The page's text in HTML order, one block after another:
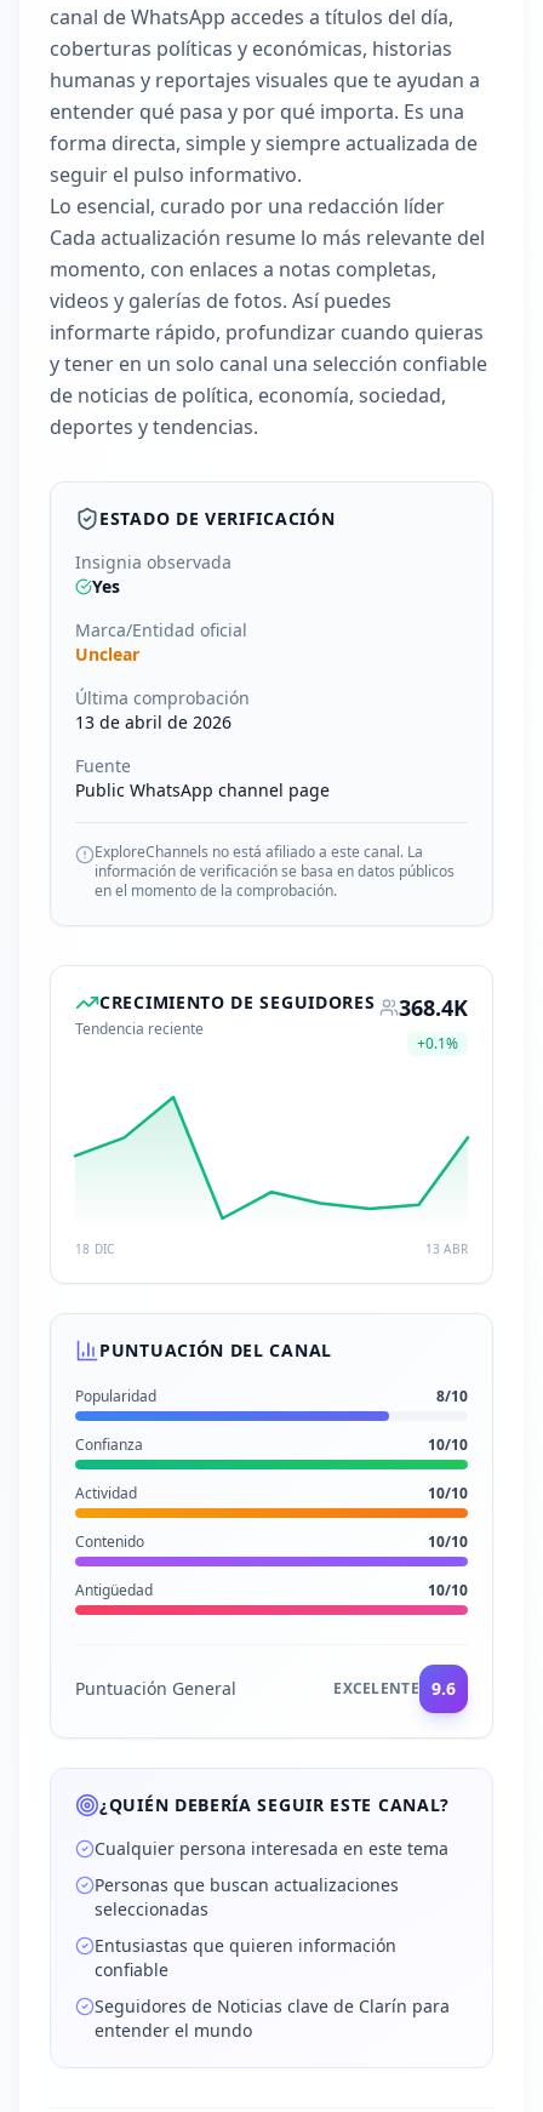
canal de WhatsApp accedes a títulos del día,
coberturas políticas y económicas, historias
humanas y reportajes visuales que te ayudan a
entender qué pasa y por qué importa. Es una
forma directa, simple y siempre actualizada de
seguir el pulso informativo.
Lo esencial, curado por una redacción líder
Cada actualización resume lo más relevante del
momento, con enlaces a notas completas,
videos y galerías de fotos. Así puedes
informarte rápido, profundizar cuando quieras
y tener en un solo canal una selección confiable
de noticias de política, economía, sociedad,
deportes y tendencias.
ESTADO DE VERIFICACIÓN
Insignia observada
Yes
Marca/Entidad oficial
Unclear
Última comprobación
13 de abril de 2026
Fuente
Public WhatsApp channel page
ExploreChannels no está afiliado a este canal. La
información de verificación se basa en datos públicos
en el momento de la comprobación.
CRECIMIENTO DE SEGUIDORES
Tendencia reciente
368.4K
+0.1%
18 DIC 13 ABR
PUNTUACIÓN DEL CANAL
Popularidad 8/10
Confianza 10/10
Actividad 10/10
Contenido 10/10
Antigüedad 10/10
Puntuación General EXCELENTE 9.6
¿QUIÉN DEBERÍA SEGUIR ESTE CANAL?
Cualquier persona interesada en este tema
Personas que buscan actualizaciones
seleccionadas
Entusiastas que quieren información
confiable
Seguidores de Noticias clave de Clarín para
entender el mundo